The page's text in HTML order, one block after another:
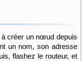
à créer un nœud depuis
un nom, son adresse
flashez le routeur, et